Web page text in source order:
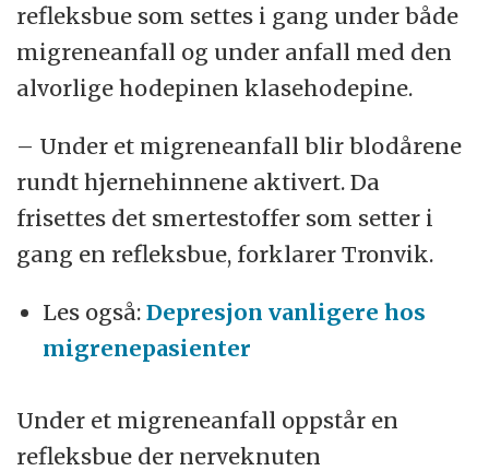
refleksbue som settes i gang under både
migreneanfall og under anfall med den
alvorlige hodepinen klasehodepine.
– Under et migreneanfall blir blodårene
rundt hjernehinnene aktivert. Da
frisettes det smertestoffer som setter i
gang en refleksbue, forklarer Tronvik.
Les også:Depresjon vanligere hos
migrenepasienter
Under et migreneanfall oppstår en
refleksbue der nerveknuten